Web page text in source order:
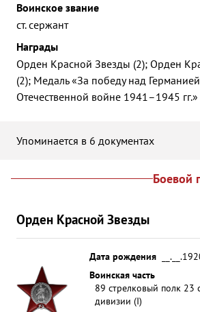
Воинское звание
ст. сержант
Награды
Орден Красной Звезды (2); Орден
(2); Медаль «За победу над
Отечественной войне 1941–1945 гг.»
Упоминается в 6 документах
Боевой
Орден Красной Звезды
Дата рождения
Воинская часть
89 стрелковый полк 23
дивизии (I)